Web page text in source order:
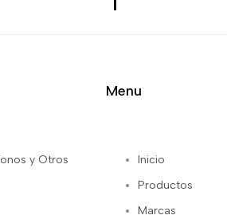
y Otros
Menu
Inicio
Productos
Marcas